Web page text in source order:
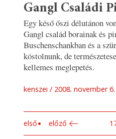
Gangl Családi
Egy késő őszi délutánon
Gangl család borainak és
Buschenschankban és a
kóstolnunk, de
kellemes meglepetés.
kenszei 2008. november
első előző